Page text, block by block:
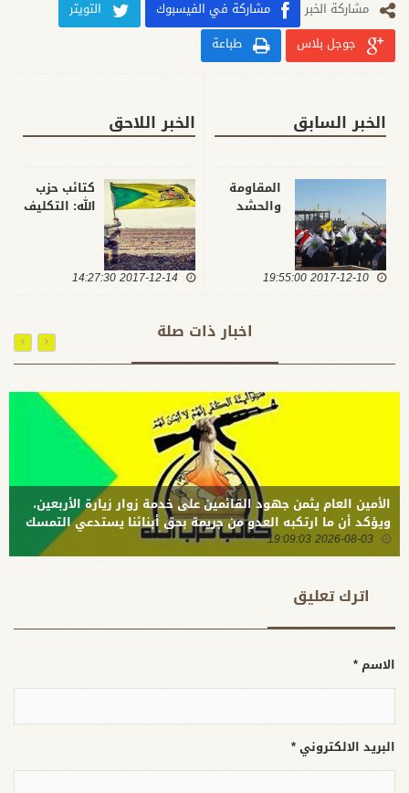
مشارکة الخبر مشاركة في الفيسبوك
التويتر
جوجل بلاس
طباعة
الخبر السابق
المقاومة
والحشد
الانتصار
بشموخ في
السلام
2017-12-10 19:55:00
الخبر اللاحق
كتائب حزب
الله: التكليف
جهوزية
2017-12-14 14:27:30
اخبار ذات صلة
الأمين العام يثمن جهود القائمين على خدمة زوار زيارة الأربعين،
ويؤكد أن ما ارتكبه العدو من جريمة بحق أبنائنا يستدعي التمسك
بالسلاح وتطويره لردع كل من يريد بنا شراً
2026-08-03 19:09:03
اترك تعلیق
الاسم *
البريد الالكتروني *